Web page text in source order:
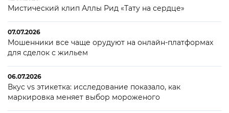
Мистический клип Аллы Рид «Тату на сердце»
07.07.2026
Мошенники все чаще орудуют на онлайн-платформах
для сделок с жильем
06.07.2026
Вкус vs этикетка: исследование показало, как
маркировка меняет выбор мороженого